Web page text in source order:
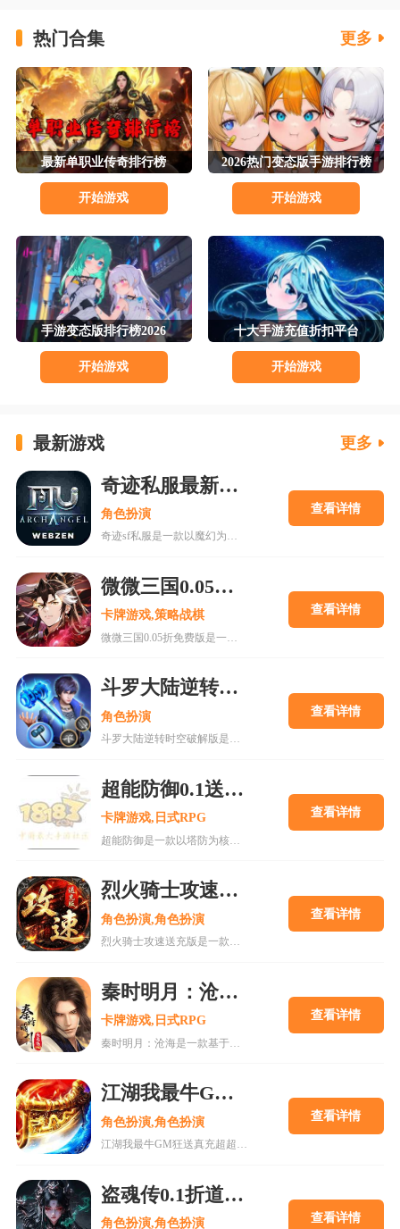
热门合集 更多
最新单职业传奇排行榜
开始游戏
2026热门变态版手游排行榜
开始游戏
手游变态版排行榜2026
开始游戏
十大手游充值折扣平台
开始游戏
最新游戏 更多
奇迹私服最新下载v1.5.5
角色扮演
奇迹sf私服是一款以魔幻为背景的角色扮演游戏，玩法简单易上手，支持战场与野外挂机，玩家可自由走位、击杀对手获取装备。游戏拥有丰富的角色选择和多样化的战斗模式，如军团领地争夺和地下探险。同时，游戏画面精美，技能特效华丽，提供极致视觉体验。此外，免费转职、神装掉落及丰厚奖励机制，让玩家享受畅快游戏乐趣，是一款值得尝试的魔幻类手游。
查看详情
微微三国0.05折免费版
卡牌游戏,策略战棋 查看详情
斗罗大陆逆转时空破解版
角色扮演
斗罗大陆逆转时空破解版是一款基于热门国漫IP改编的卡牌RPG手游，以其精美的3D建模和高度还原的原著剧情吸引了大量玩家。游戏以“时空逆转”为核心创意，允许玩家探索星斗大森林、杀戮之都等经典场景，体验唐三、小舞等角色的传奇故事。与官方版本不同，斗罗大陆逆转时空破解版通过数据修改提供了无限资源支持，包括钻石、魂晶等关键货币，以及内置菜单优化战斗效率，使玩家能够跳过繁琐的养成阶段，直接体验高燃战斗与顶级内容。这种版本虽降低了游戏门槛，但也可能影响长期游玩热情，更适合作为快速体验剧情和角色的辅助工具。游戏融合了策
查看详情
超能防御0.1送千抽满星SS手游
卡牌游戏,日式RPG 查看详情
烈火骑士攻速送充版手游
角色扮演,角色扮演
烈火骑士攻速送充版是一款经典传奇题材的热血动作角色扮演游戏，主打超高攻速体验，玩家可享受刀刀切割的快感。游戏提供丰厚登录福利，包括充值额度和VIP特权，适合平民玩家轻松发展。游戏复刻复古地图与玩法，支持自由交易和行会建设，增强社交互动。通过合理规划职业选择、装备获取和元宝使用，玩家可快速提升战力。游戏特色包括高攻速、无绑定装备和多人同屏竞技，适合喜欢传奇类游戏的玩家。
查看详情
秦时明月：沧海0.05折送6480手游
卡牌游戏,日式RPG 查看详情
江湖我最牛GM狂送真充超超变手游
角色扮演,角色扮演
江湖我最牛GM狂送真充超超变版是一款经典复古传奇手游，主打热血战斗与畅享传奇体验。游戏提供GM送真充、登录礼包、杀怪爆充等丰富福利，支持多种职业选择和万人攻城玩法。玩家可通过挂机升级、挖矿打金、装备合成等方式提升战力，适合喜欢传奇怀旧与变态福利的玩家。游戏画面精致，技能特效炫酷，操作简单易上手，是值得一试的传奇类手游。
查看详情
盗魂传0.1折道士下山手游
角色扮演,角色扮演 查看详情